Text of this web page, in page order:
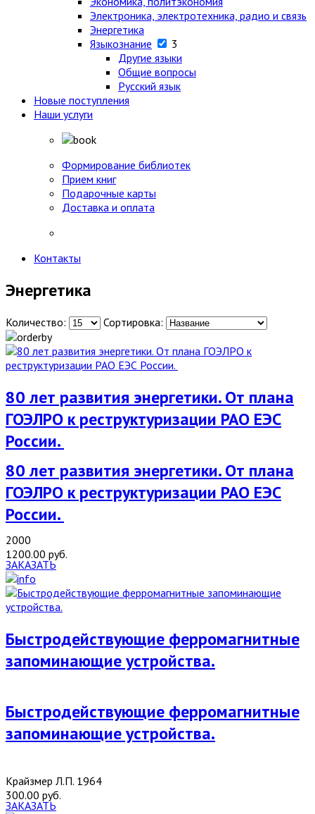
Электроника, электротехника, радио и связь
Энергетика
Языкознание
3
Другие языки
Общие вопросы
Русский язык
Новые поступления
Наши услуги
Формирование библиотек
Прием книг
Подарочные карты
Доставка и оплата
Контакты
Энергетика
Количество: Сортировка:
80 лет развития энергетики. От плана
ГОЭЛРО к реструктуризации РАО ЕЭС
России.
80 лет развития энергетики. От плана
ГОЭЛРО к реструктуризации РАО ЕЭС
России.
2000
1200.00 руб.
ЗАКАЗАТЬ
Быстродействующие ферромагнитные
запоминающие устройства.
Быстродействующие ферромагнитные
запоминающие устройства.
Крайзмер Л.П. 1964
300.00 руб.
ЗАКАЗАТЬ